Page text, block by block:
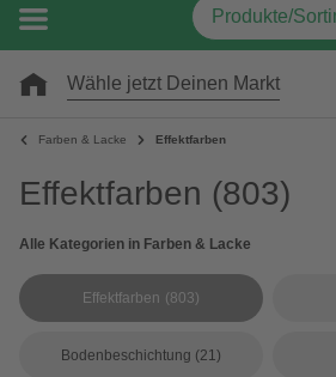
Wähle jetzt Deinen Markt
Farben & Lacke Effektfarben
Effektfarben (803)
Alle Kategorien in Farben & Lacke
Effektfarben (803)
Bodenbeschichtung (21)